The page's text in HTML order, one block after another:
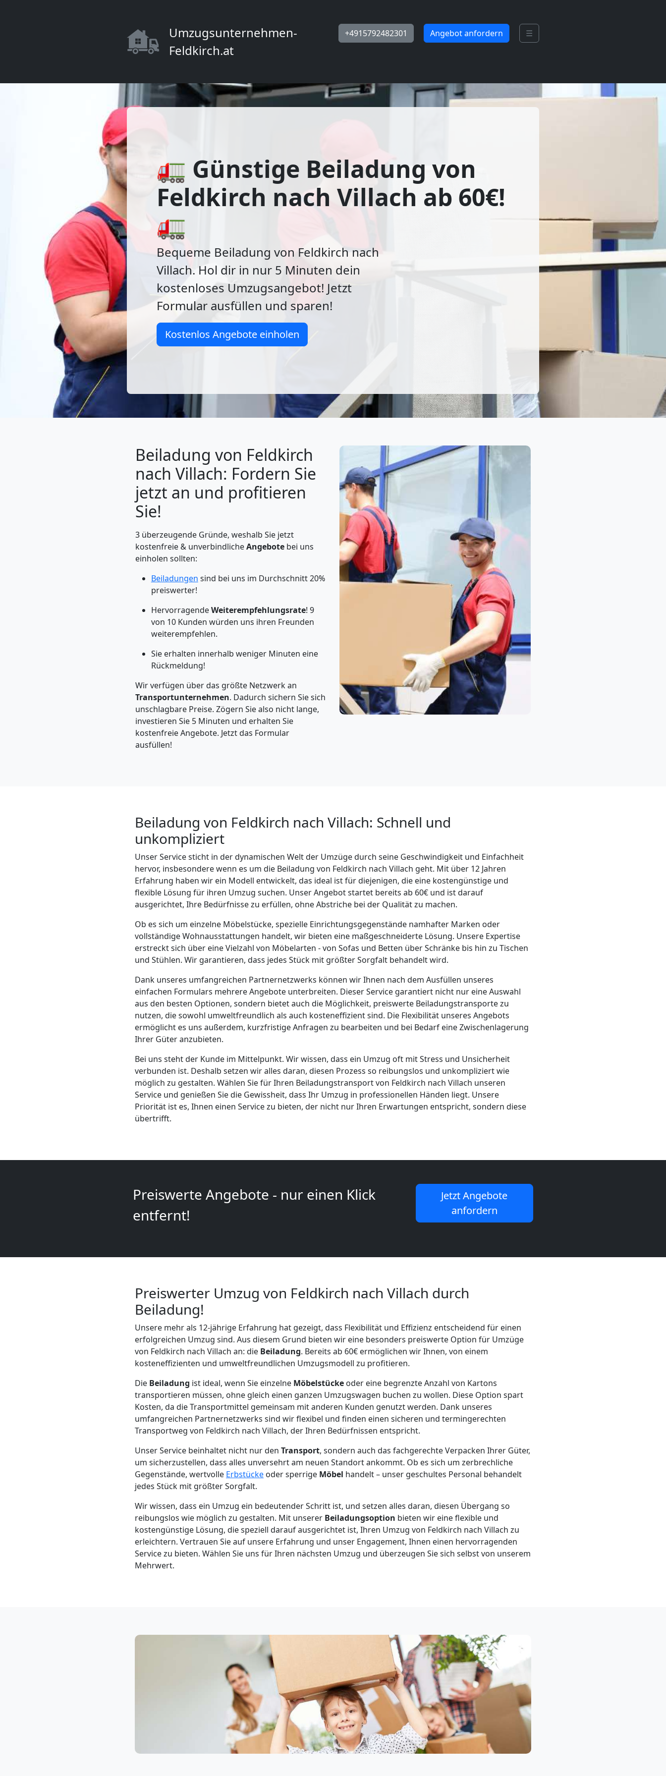
Umzugsunternehmen-
Feldkirch.at
+4915792482301 Angebot anfordern ☰
🚛 Günstige Beiladung von
Feldkirch nach Villach ab 60€!
🚛
Bequeme Beiladung von Feldkirch nach
Villach. Hol dir in nur 5 Minuten dein
kostenloses Umzugsangebot! Jetzt
Formular ausfüllen und sparen!
Kostenlos Angebote einholen
Beiladung von Feldkirch
nach Villach: Fordern Sie
jetzt an und profitieren
Sie!
3 überzeugende Gründe, weshalb Sie jetzt
kostenfreie & unverbindlicheAngebotebei uns
einholen sollten:
Beiladungen sind bei uns im Durchschnitt 20%
preiswerter!
HervorragendeWeiterempfehlungsrate! 9
von 10 Kunden würden uns ihren Freunden
weiterempfehlen.
Sie erhalten innerhalb weniger Minuten eine
Rückmeldung!
Wir verfügen über das größte Netzwerk an
Transportunternehmen. Dadurch sichern Sie sich
unschlagbare Preise. Zögern Sie also nicht lange,
investieren Sie 5 Minuten und erhalten Sie
kostenfreie Angebote. Jetzt das Formular
ausfüllen!
Beiladung von Feldkirch nach Villach: Schnell und
unkompliziert
Unser Service sticht in der dynamischen Welt der Umzüge durch seine Geschwindigkeit und Einfachheit
hervor, insbesondere wenn es um die Beiladung von Feldkirch nach Villach geht. Mit über 12 Jahren
Erfahrung haben wir ein Modell entwickelt, das ideal ist für diejenigen, die eine kostengünstige und
flexible Lösung für ihren Umzug suchen. Unser Angebot startet bereits ab 60€ und ist darauf
ausgerichtet, Ihre Bedürfnisse zu erfüllen, ohne Abstriche bei der Qualität zu machen.
Ob es sich um einzelne Möbelstücke, spezielle Einrichtungsgegenstände namhafter Marken oder
vollständige Wohnausstattungen handelt, wir bieten eine maßgeschneiderte Lösung. Unsere Expertise
erstreckt sich über eine Vielzahl von Möbelarten - von Sofas und Betten über Schränke bis hin zu Tischen
und Stühlen. Wir garantieren, dass jedes Stück mit größter Sorgfalt behandelt wird.
Dank unseres umfangreichen Partnernetzwerks können wir Ihnen nach dem Ausfüllen unseres
einfachen Formulars mehrere Angebote unterbreiten. Dieser Service garantiert nicht nur eine Auswahl
aus den besten Optionen, sondern bietet auch die Möglichkeit, preiswerte Beiladungstransporte zu
nutzen, die sowohl umweltfreundlich als auch kosteneffizient sind. Die Flexibilität unseres Angebots
ermöglicht es uns außerdem, kurzfristige Anfragen zu bearbeiten und bei Bedarf eine Zwischenlagerung
Ihrer Güter anzubieten.
Bei uns steht der Kunde im Mittelpunkt. Wir wissen, dass ein Umzug oft mit Stress und Unsicherheit
verbunden ist. Deshalb setzen wir alles daran, diesen Prozess so reibungslos und unkompliziert wie
möglich zu gestalten. Wählen Sie für Ihren Beiladungstransport von Feldkirch nach Villach unseren
Service und genießen Sie die Gewissheit, dass Ihr Umzug in professionellen Händen liegt. Unsere
Priorität ist es, Ihnen einen Service zu bieten, der nicht nur Ihren Erwartungen entspricht, sondern diese
übertrifft.
Preiswerte Angebote - nur einen Klick
entfernt!
Jetzt Angebote
anfordern
Preiswerter Umzug von Feldkirch nach Villach durch
Beiladung!
Unsere mehr als 12-jährige Erfahrung hat gezeigt, dass Flexibilität und Effizienz entscheidend für einen
erfolgreichen Umzug sind. Aus diesem Grund bieten wir eine besonders preiswerte Option für Umzüge
von Feldkirch nach Villach an: die Beiladung. Bereits ab 60€ ermöglichen wir Ihnen, von einem
kosteneffizienten und umweltfreundlichen Umzugsmodell zu profitieren.
Die Beiladung ist ideal, wenn Sie einzelne Möbelstücke oder eine begrenzte Anzahl von Kartons
transportieren müssen, ohne gleich einen ganzen Umzugswagen buchen zu wollen. Diese Option spart
Kosten, da die Transportmittel gemeinsam mit anderen Kunden genutzt werden. Dank unseres
umfangreichen Partnernetzwerks sind wir flexibel und finden einen sicheren und termingerechten
Transportweg von Feldkirch nach Villach, der Ihren Bedürfnissen entspricht.
Unser Service beinhaltet nicht nur den Transport, sondern auch das fachgerechte Verpacken Ihrer Güter,
um sicherzustellen, dass alles unversehrt am neuen Standort ankommt. Ob es sich um zerbrechliche
Gegenstände, wertvolle Erbstücke oder sperrige Möbel handelt – unser geschultes Personal behandelt
jedes Stück mit größter Sorgfalt.
Wir wissen, dass ein Umzug ein bedeutender Schritt ist, und setzen alles daran, diesen Übergang so
reibungslos wie möglich zu gestalten. Mit unserer Beiladungsoption bieten wir eine flexible und
kostengünstige Lösung, die speziell darauf ausgerichtet ist, Ihren Umzug von Feldkirch nach Villach zu
erleichtern. Vertrauen Sie auf unsere Erfahrung und unser Engagement, Ihnen einen hervorragenden
Service zu bieten. Wählen Sie uns für Ihren nächsten Umzug und überzeugen Sie sich selbst von unserem
Mehrwert.
Klaviertransport